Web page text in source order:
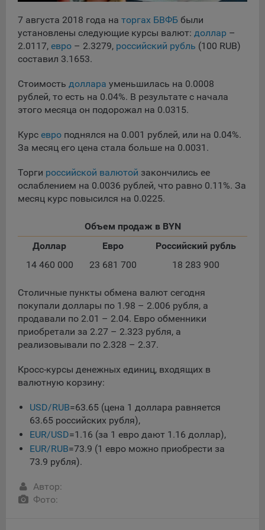
пункте 3 Политики, при их посещении для отражения
действий, совершенных пользователем. Эти файлы
позволяют не вводить заново или выбирать те же
параметры при повторном посещении того или иного
Целями обработки файлов cookie являются:
Общество не использует файлы cookie для
На сайтах используются как файлы cookie первой
стороны (устанавливаемые сайтами, которые посещает
пользователь), так и сторонние файлы cookie (задаются
сервером, расположенным вне домена наших сайтов).
Общество обрабатывает обезличенные данные
собираемые с помощью сервисов Интернет-статистики,
которые служат для сбора информации о действиях
пользователей на сайте, улучшения качества сайта и его
содержания. Общество обрабатывает обезличенные
сохранение файлов cookie и использование технологии
JavaScript).
На сайтах обрабатываются следующие типы файлов
рекламирования услуг пользователям сайта
«bankibel.by» на сторонних веб-сайтах. Например, если
может встретить рекламу Общества на некоторых
сторонних веб-сайтах.
Иногда Общество использует сторонние файлы cookie
для отслеживания эффективности своих рекламных
объявлений. Такие файлы cookie, например, запоминают,
сайты Общества. С помощью данной процедуры
Общество также регулирует и оценивает эффективность
7 августа 2018 года на торгах БВФБ были
установлены следующие курсы валют: доллар –
2.0117, евро – 2.3279, российский рубль (100 RUB)
составил 3.1653.
Стоимость доллара уменьшилась на 0.0008
рублей, то есть на 0.04%. В результате с начала
этого месяца он подорожал на 0.0315.
Курс евро поднялся на 0.001 рублей, или на 0.04%.
За месяц его цена стала больше на 0.0031.
Торги российской валютой закончились ее
ослаблением на 0.0036 рублей, что равно 0.11%. За
месяц курс повысился на 0.0225.
Объем продаж в BYN
Доллар
Евро
Российский рубль
14 460 000
23 681 700 18 283 900
Столичные пункты обмена валют сегодня
покупали доллары по 1.98 – 2.006 рубля, а
продавали по 2.01 – 2.04. Евро обменники
приобретали за 2.27 – 2.323 рубля, а
реализовывали по 2.328 – 2.37.
Кросс-курсы денежных единиц, входящих в
валютную корзину:
USD/RUB=63.65 (цена 1 доллара равняется
63.65 российских рубля),
EUR/USD=1.16 (за 1 евро дают 1.16 доллар),
EUR/RUB=73.9 (1 евро можно приобрести за
73.9 рубля).
Автор:
Фото: